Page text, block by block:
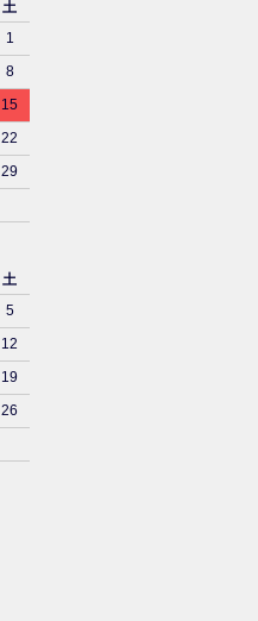
土
1
8
15
22
29
土
5
12
19
26